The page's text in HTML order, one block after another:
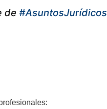
de #AsuntosJurídicos